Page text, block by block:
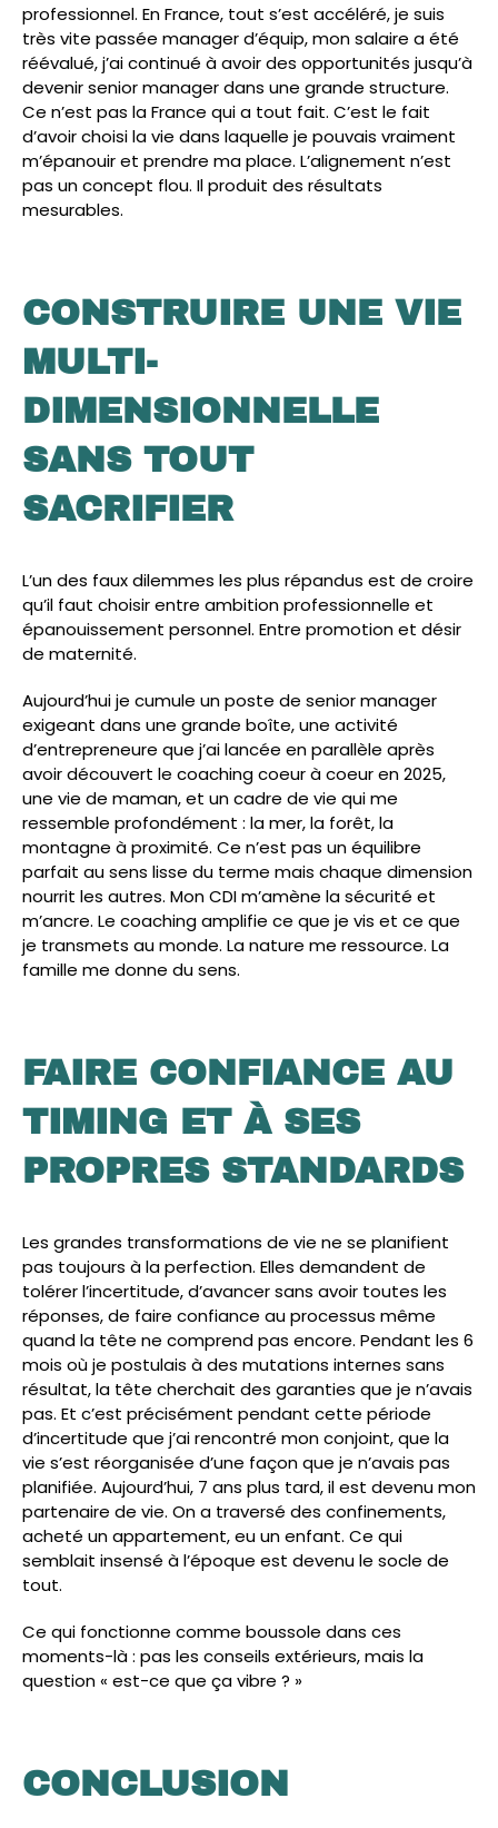
professionnel. En France, tout s’est accéléré, je suis
très vite passée manager d’équip, mon salaire a été
réévalué, j’ai continué à avoir des opportunités jusqu’à
devenir senior manager dans une grande structure.
Ce n’est pas la France qui a tout fait. C’est le fait
d’avoir choisi la vie dans laquelle je pouvais vraiment
m’épanouir et prendre ma place. L’alignement n’est
pas un concept flou. Il produit des résultats
mesurables.
CONSTRUIRE UNE VIE
MULTI-
DIMENSIONNELLE
SANS TOUT
SACRIFIER
L’un des faux dilemmes les plus répandus est de croire
qu’il faut choisir entre ambition professionnelle et
épanouissement personnel. Entre promotion et désir
de maternité.
Aujourd’hui je cumule un poste de senior manager
exigeant dans une grande boîte, une activité
d’entrepreneure que j’ai lancée en parallèle après
avoir découvert le coaching coeur à coeur en 2025,
une vie de maman, et un cadre de vie qui me
ressemble profondément : la mer, la forêt, la
montagne à proximité. Ce n’est pas un équilibre
parfait au sens lisse du terme mais chaque dimension
nourrit les autres. Mon CDI m’amène la sécurité et
m’ancre. Le coaching amplifie ce que je vis et ce que
je transmets au monde. La nature me ressource. La
famille me donne du sens.
FAIRE CONFIANCE AU
TIMING ET À SES
PROPRES STANDARDS
Les grandes transformations de vie ne se planifient
pas toujours à la perfection. Elles demandent de
tolérer l’incertitude, d’avancer sans avoir toutes les
réponses, de faire confiance au processus même
quand la tête ne comprend pas encore. Pendant les 6
mois où je postulais à des mutations internes sans
résultat, la tête cherchait des garanties que je n’avais
pas. Et c’est précisément pendant cette période
d’incertitude que j’ai rencontré mon conjoint, que la
vie s’est réorganisée d’une façon que je n’avais pas
planifiée. Aujourd’hui, 7 ans plus tard, il est devenu mon
partenaire de vie. On a traversé des confinements,
acheté un appartement, eu un enfant. Ce qui
semblait insensé à l’époque est devenu le socle de
tout.
Ce qui fonctionne comme boussole dans ces
moments-là : pas les conseils extérieurs, mais la
question « est-ce que ça vibre ? »
CONCLUSION